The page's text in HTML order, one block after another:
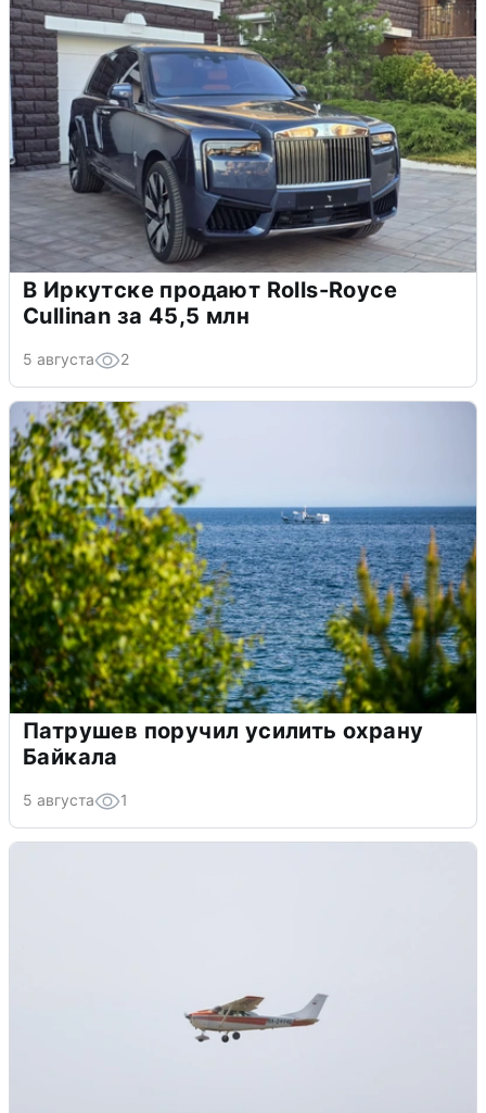
В Иркутске продают Rolls-Royce
Cullinan за 45,5 млн
5 августа 2
Патрушев поручил усилить охрану
Байкала
5 августа 1